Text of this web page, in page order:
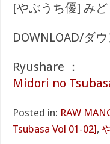
[やぶうち優] み
DOWNLOAD/ダ
Ryushare ：
Midori no
Posted in: RAW
Tsubasa Vol 01-02],